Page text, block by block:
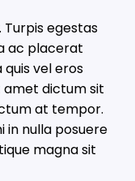
egestas
ac placerat
vel eros
amet dictum sit
at tempor.
in nulla posuere
magna sit